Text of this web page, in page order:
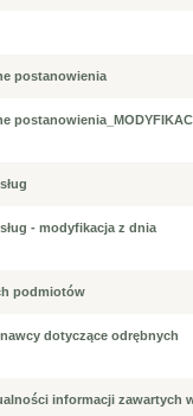
postanowienia
- modyfikacja z dnia
podmiotów
dotyczące odrębnych
informacji zawartych